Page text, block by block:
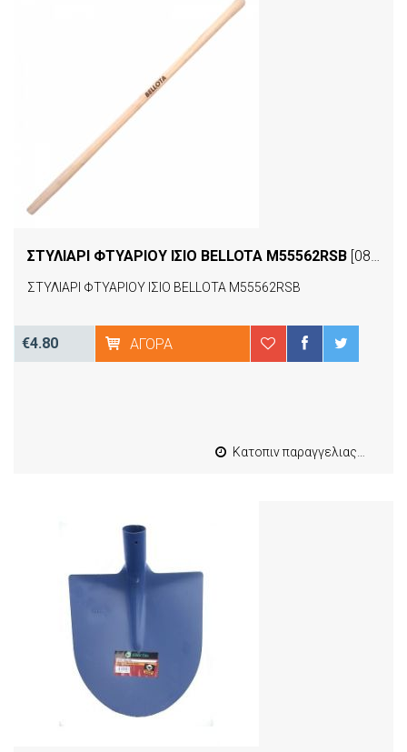
ΣΤΥΛΙΑΡΙ ΦΤΥΑΡΙΟΥ ΙΣΙΟ BELLOTA M55562RSB [08488]
ΣΤΥΛΙΑΡΙ ΦΤΥΑΡΙΟΥ ΙΣΙΟ BELLOTA M55562RSB
€4.80 ΑΓΟΡΆ
Κατοπιν παραγγελιας από 4 έως 10 εργασιμες